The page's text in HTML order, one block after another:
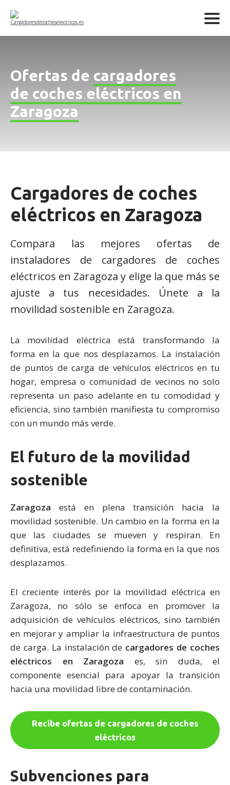
Ofertas de cargadores
de coches eléctricos en
Zaragoza
Cargadores de coches
eléctricos en Zaragoza
Compara las mejores ofertas de
instaladores de cargadores de coches
eléctricos en Zaragoza y elige la que más se
ajuste a tus necesidades. Únete a la
movilidad sostenible en Zaragoza.
La movilidad eléctrica está transformando la
forma en la que nos desplazamos. La instalación
de puntos de carga de vehículos eléctricos en tu
hogar, empresa o comunidad de vecinos no solo
representa un paso adelante en tu comodidad y
eficiencia, sino también manifiesta tu compromiso
con un mundo más verde.
El futuro de la movilidad
sostenible
Zaragoza está en plena transición hacia la
movilidad sostenible. Un cambio en la forma en la
que las ciudades se mueven y respiran. En
definitiva, está redefiniendo la forma en la que nos
desplazamos.
El creciente interés por la movilidad eléctrica en
Zaragoza, no sólo se enfoca en promover la
adquisición de vehículos eléctricos, sino también
en mejorar y ampliar la infraestructura de puntos
de carga. La instalación de cargadores de coches
eléctricos en Zaragoza es, sin duda, el
componente esencial para apoyar la transición
hacia una movilidad libre de contaminación.
Recibe ofertas de cargadores de coches
eléctricos
Subvenciones para